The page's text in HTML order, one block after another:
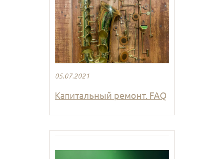
05.07.2021
Капитальный ремонт. FAQ